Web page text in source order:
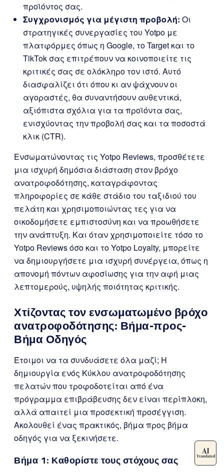
προϊόντος σας.
Συγχρονισμός για μέγιστη προβολή: Οι
στρατηγικές συνεργασίες του Yotpo με
πλατφόρμες όπως η Google, το Target και το
TikTok σας επιτρέπουν να κοινοποιείτε τις
κριτικές σας σε ολόκληρο τον ιστό. Αυτό
διασφαλίζει ότι όπου κι αν ψάχνουν οι
αγοραστές, θα συναντήσουν αυθεντικά,
αξιόπιστα σχόλια για τα προϊόντα σας,
ενισχύοντας την προβολή σας και τα ποσοστά
κλικ (CTR).
Ενσωματώνοντας τις Yotpo Reviews, προσθέτετε
μια ισχυρή δημόσια διάσταση στον βρόχο
ανατροφοδότησης, καταγράφοντας
πληροφορίες σε κάθε στάδιο του ταξιδιού του
πελάτη και χρησιμοποιώντας τες για να
οικοδομήσετε εμπιστοσύνη και να προωθήσετε
την ανάπτυξη. Και όταν χρησιμοποιείτε τόσο το
Yotpo Reviews όσο και το Yotpo Loyalty, μπορείτε
να δημιουργήσετε μια ισχυρή συνέργεια, όπως η
απονομή πόντων αφοσίωσης για την αφή μιας
λεπτομερούς, υψηλής ποιότητας κριτικής.
Χτίζοντας τον ενσωματωμένο βρόχο
ανατροφοδότησης: Βήμα-προς-
Βήμα Οδηγός
Έτοιμοι να τα συνδυάσετε όλα μαζί; Η
δημιουργία ενός Κύκλου ανατροφοδότησης
πελατών που τροφοδοτείται από ένα
πρόγραμμα επιβράβευσης δεν είναι περίπλοκη,
αλλά απαιτεί μια προσεκτική προσέγγιση.
Ακολουθεί ένας πρακτικός, βήμα προς βήμα
οδηγός για να ξεκινήσετε.
Βήμα 1: Καθορίστε τους στόχους σας